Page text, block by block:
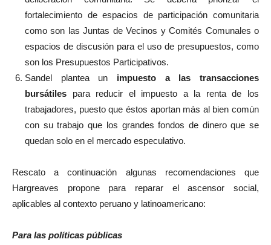
fortalecimiento de espacios de participación comunitaria
como son las Juntas de Vecinos y Comités Comunales o
espacios de discusión para el uso de presupuestos, como
son los Presupuestos Participativos.
Sandel plantea un impuesto a las transacciones
bursátiles para reducir el impuesto a la renta de los
trabajadores, puesto que éstos aportan más al bien común
con su trabajo que los grandes fondos de dinero que se
quedan solo en el mercado especulativo.
Rescato a continuación algunas recomendaciones que
Hargreaves propone para reparar el ascensor social,
aplicables al contexto peruano y latinoamericano:
Para las políticas públicas